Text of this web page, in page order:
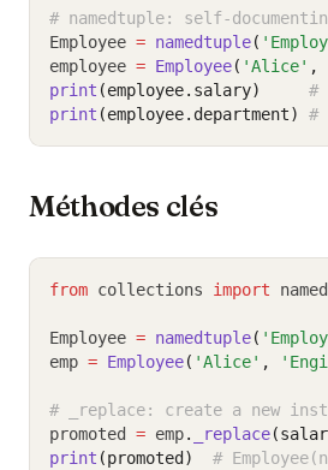
# namedtuple: self-
Employee = namedtuple(
employee = Employee( 'Alice' ,
print (employee.salary)
#
print (employee.department) #
Méthodes clés
from collections import
Employee = namedtuple(
emp = Employee( 'Alice' ,
# _replace: create a new
promoted = emp. _replace
print (promoted)
#